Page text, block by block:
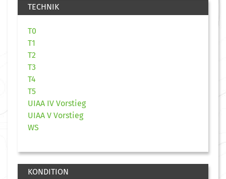
TECHNIK
T0
T1
T2
T3
T4
T5
UIAA IV Vorstieg
UIAA V Vorstieg
WS
KONDITION